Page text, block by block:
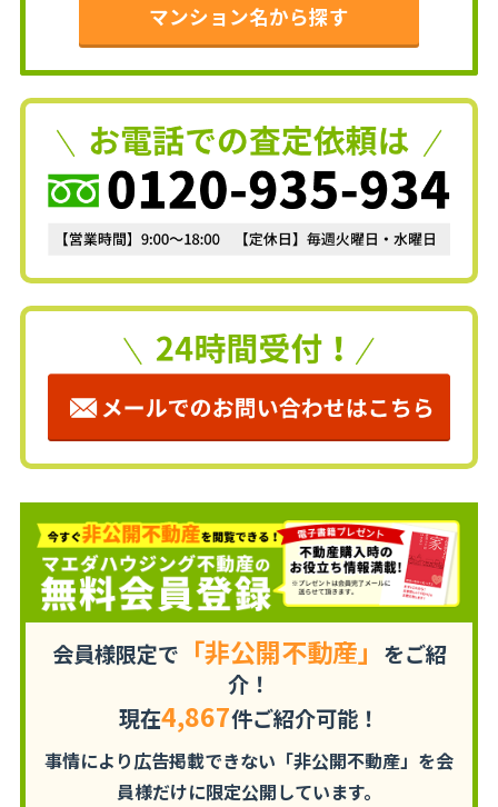
マンション名から探す
会員様限定で 「非公開不動産」 をご紹
介！
現在4,867件ご紹介可能！
事情により広告掲載できない「非公開不動産」を会
員様だけに限定公開しています。